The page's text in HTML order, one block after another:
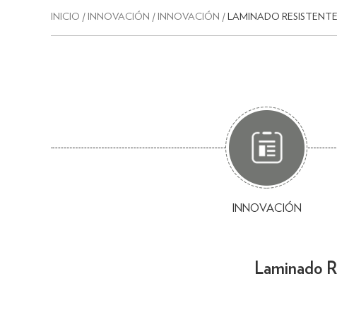
INICIO / INNOVACIÓN / INNOVACIÓN / LAMINADO
INNOVACIÓN
Laminado